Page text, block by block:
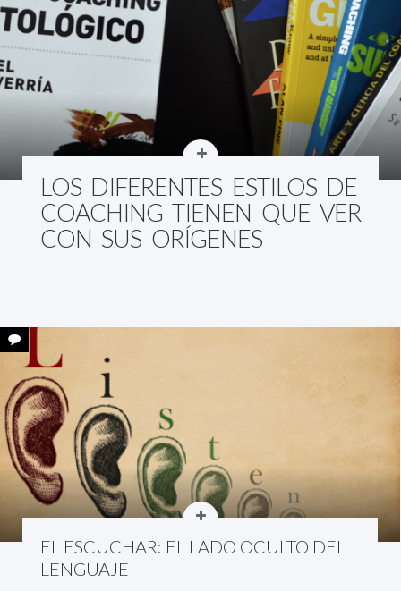
LOS DIFERENTES ESTILOS DE
COACHING TIENEN QUE VER
CON SUS ORÍGENES
EL ESCUCHAR: EL LADO OCULTO DEL
LENGUAJE